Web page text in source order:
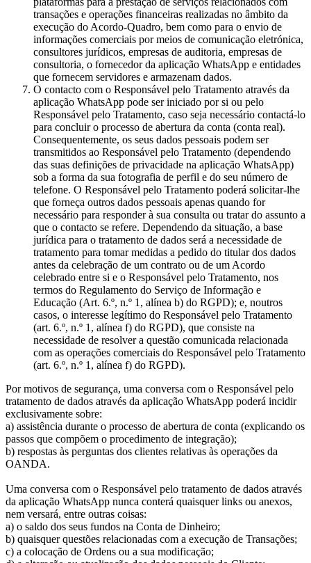
transações e operações financeiras realizadas no âmbito da
execução do Acordo-Quadro, bem como para o envio de
informações comerciais por meios de comunicação eletrónica,
consultores jurídicos, empresas de auditoria, empresas de
consultoria, o fornecedor da aplicação WhatsApp e entidades
que fornecem servidores e armazenam dados.
O contacto com o Responsável pelo Tratamento através da
aplicação WhatsApp pode ser iniciado por si ou pelo
Responsável pelo Tratamento, caso seja necessário contactá-lo
para concluir o processo de abertura da conta (conta real).
Consequentemente, os seus dados pessoais podem ser
transmitidos ao Responsável pelo Tratamento (dependendo
das suas definições de privacidade na aplicação WhatsApp)
sob a forma da sua fotografia de perfil e do seu número de
telefone. O Responsável pelo Tratamento poderá solicitar-lhe
que forneça outros dados pessoais apenas quando for
necessário para responder à sua consulta ou tratar do assunto a
que o contacto se refere. Dependendo da situação, a base
jurídica para o tratamento de dados será a necessidade de
tratamento para tomar medidas a pedido do titular dos dados
antes da celebração de um contrato ou de um Acordo
celebrado entre si e o Responsável pelo Tratamento, nos
termos do Regulamento do Serviço de Informação e
Educação (Art. 6.º, n.º 1, alínea b) do RGPD); e, noutros
casos, o interesse legítimo do Responsável pelo Tratamento
(art. 6.º, n.º 1, alínea f) do RGPD), que consiste na
necessidade de resolver a questão comunicada relacionada
com as operações comerciais do Responsável pelo Tratamento
(art. 6.º, n.º 1, alínea f) do RGPD).
Por motivos de segurança, uma conversa com o Responsável pelo
tratamento de dados através da aplicação WhatsApp poderá incidir
exclusivamente sobre:
a) assistência durante o processo de abertura de conta (explicando os
passos que compõem o procedimento de integração);
b) respostas às perguntas dos clientes relativas às operações da
OANDA.
Uma conversa com o Responsável pelo tratamento de dados através
da aplicação WhatsApp nunca conterá quaisquer links ou anexos,
nem versará, entre outras coisas:
a) o saldo dos seus fundos na Conta de Dinheiro;
b) quaisquer questões relacionadas com a execução de Transações;
c) a colocação de Ordens ou a sua modificação;